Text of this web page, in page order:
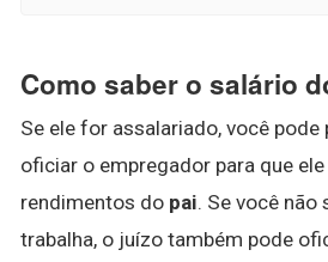
Como saber o salário
Se ele for assalariado, você pode
oficiar o empregador para que
rendimentos do pai. Se você não
trabalha, o juízo também pode